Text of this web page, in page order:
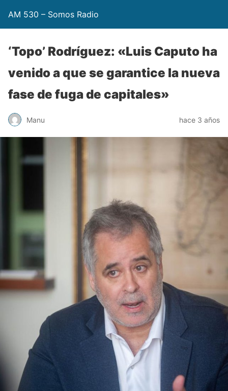
AM 530 – Somos Radio
‘Topo’ Rodríguez: «Luis Caputo ha
venido a que se garantice la nueva
fase de fuga de capitales»
Manu hace 3 años